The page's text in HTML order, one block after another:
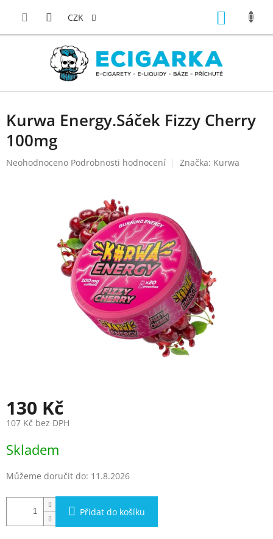
CZK
Kurwa Energy.Sáček Fizzy Cherry
100mg
Průměrné
Neohodnoceno Podrobnosti hodnocení Značka: Kurwa
130 Kč
107 Kč bez DPH
cena:
Skladem
Můžeme doručit do: 11.8.2026
Přidat do košíku